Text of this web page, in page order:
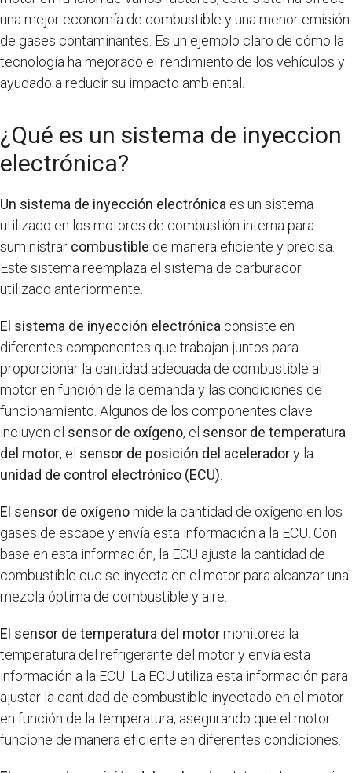
una mejor economía de combustible y una menor emisión
de gases contaminantes. Es un ejemplo claro de cómo la
tecnología ha mejorado el rendimiento de los vehículos y
ayudado a reducir su impacto ambiental.
¿Qué es un sistema de inyeccion
electrónica?
Un sistema de inyección electrónica es un sistema
utilizado en los motores de combustión interna para
suministrar combustible de manera eficiente y precisa.
Este sistema reemplaza el sistema de carburador
utilizado anteriormente.
El sistema de inyección electrónica consiste en
diferentes componentes que trabajan juntos para
proporcionar la cantidad adecuada de combustible al
motor en función de la demanda y las condiciones de
funcionamiento. Algunos de los componentes clave
incluyen el sensor de oxígeno, el sensor de temperatura
del motor, el sensor de posición del aceleradory la
unidad de control electrónico (ECU)
El sensor de oxígenomide la cantidad de oxígeno en los
gases de escape y envía esta información a la ECU. Con
base en esta información, la ECU ajusta la cantidad de
combustible que se inyecta en el motor para alcanzar una
mezcla óptima de combustible y aire.
El sensor de temperatura del motormonitorea la
temperatura del refrigerante del motor y envía esta
información a la ECU. La ECU utiliza esta información para
ajustar la cantidad de combustible inyectado en el motor
en función de la temperatura, asegurando que el motor
funcione de manera eficiente en diferentes condiciones.